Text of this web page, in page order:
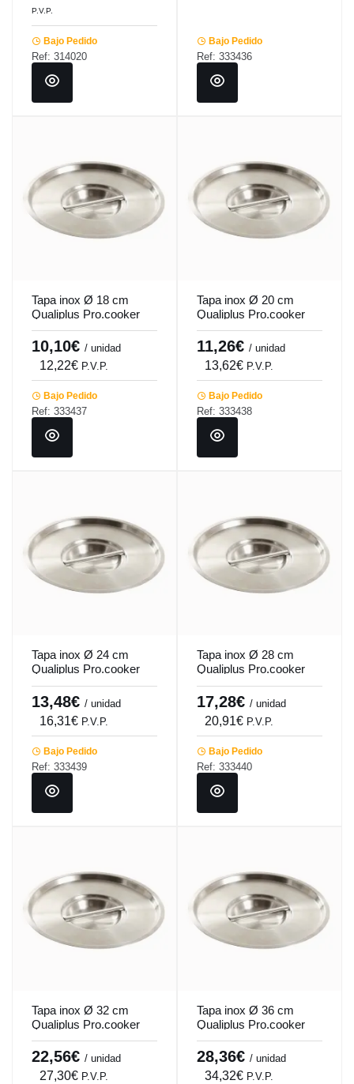
P.V.P.
Bajo Pedido
Ref: 314020
Bajo Pedido
Ref: 333436
Tapa inox Ø 18 cm
Qualiplus Pro.cooker
10,10€ / unidad
12,22€ P.V.P.
Bajo Pedido
Ref: 333437
Tapa inox Ø 20 cm
Qualiplus Pro.cooker
11,26€ / unidad
13,62€ P.V.P.
Bajo Pedido
Ref: 333438
Tapa inox Ø 24 cm
Qualiplus Pro.cooker
13,48€ / unidad
16,31€ P.V.P.
Bajo Pedido
Ref: 333439
Tapa inox Ø 28 cm
Qualiplus Pro.cooker
17,28€ / unidad
20,91€ P.V.P.
Bajo Pedido
Ref: 333440
Tapa inox Ø 32 cm
Qualiplus Pro.cooker
22,56€ / unidad
27,30€ P.V.P.
Tapa inox Ø 36 cm
Qualiplus Pro.cooker
28,36€ / unidad
34,32€ P.V.P.